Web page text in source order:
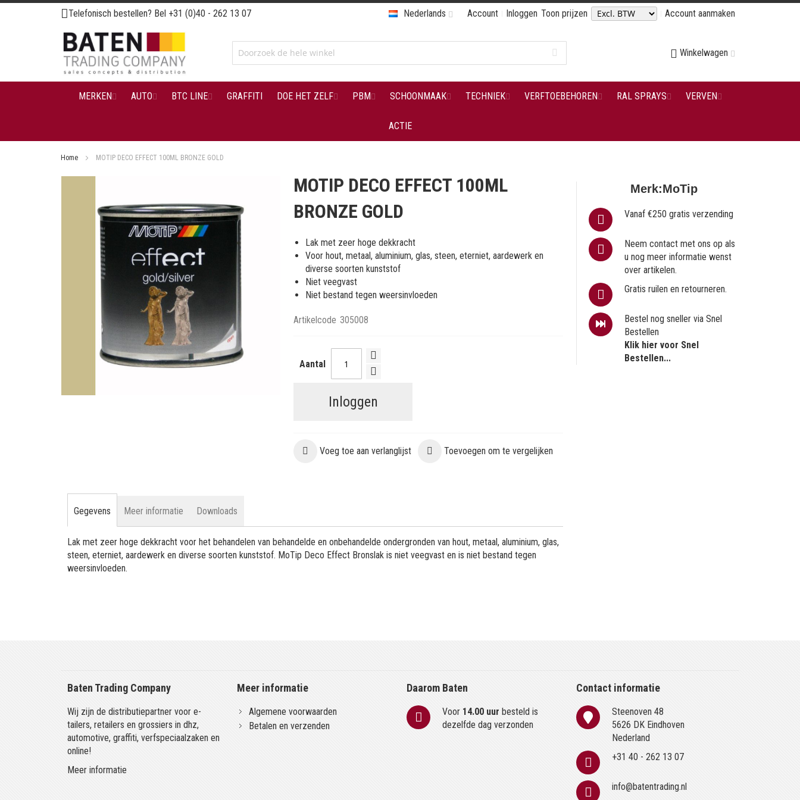
Ga
naar
de
inhoud
Telefonisch bestellen? Bel +31 (0)40 - 262 13 07 Account Inloggen Toon prijzen Account aanmaken
Nederlands
Winkelwagen
MERKEN AUTO BTC LINE GRAFFITI DOE HET ZELF PBM SCHOONMAAK TECHNIEK VERFTOEBEHOREN RAL SPRAYS VERVEN
ACTIE
Home MOTIP DECO EFFECT 100ML BRONZE GOLD
afbeeldingen-
gallerij
MOTIP DECO EFFECT 100ML
BRONZE GOLD
Lak met zeer hoge dekkracht
Voor hout, metaal, aluminium, glas, steen, eterniet, aardewerk en
diverse soorten kunststof
Niet veegvast
Niet bestand tegen weersinvloeden
Artikelcode 305008
Aantal
Inloggen
Voeg toe aan verlanglijst Toevoegen om te vergelijken
Merk:MoTip
Vanaf €250 gratis verzending
Neem contact met ons op als
u nog meer informatie wenst
over artikelen.
Gratis ruilen en retourneren.
Bestel nog sneller via Snel
Bestellen
Klik hier voor Snel
Bestellen...
Gegevens
Lak met zeer hoge dekkracht voor het behandelen van behandelde en onbehandelde ondergronden van hout, metaal, aluminium, glas,
steen, eterniet, aardewerk en diverse soorten kunststof. MoTip Deco Effect Bronslak is niet veegvast en is niet bestand tegen
weersinvloeden.
Meer informatie Downloads
Baten Trading Company
Wij zijn de distributiepartner voor e-
tailers, retailers en grossiers in dhz,
automotive, graffiti, verfspeciaalzaken en
online!
Meer informatie
Meer informatie
Algemene voorwaarden
Betalen en verzenden
Daarom Baten
Voor 14.00 uur besteld is
dezelfde dag verzonden
Contact informatie
Steenoven 48
5626 DK Eindhoven
Nederland
+31 40 - 262 13 07
info@batentrading.nl